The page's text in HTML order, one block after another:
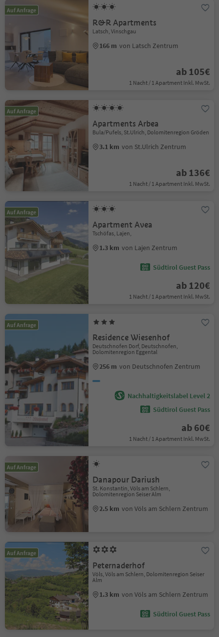
Auf Anfrage
R&R Apartments
Latsch, Vinschgau
166 m von Latsch Zentrum
ab 105€
1 Nacht / 1 Apartment Inkl. MwSt.
Auf Anfrage
Apartments Arbea
Bula/Pufels, St.Ulrich, Dolomitenregion Gröden
3.1 km von St.Ulrich Zentrum
ab 136€
1 Nacht / 1 Apartment Inkl. MwSt.
Auf Anfrage
Apartment Avea
Tschöfas, Lajen,
1.3 km von Lajen Zentrum
Südtirol Guest Pass
ab 120€
1 Nacht / 1 Apartment Inkl. MwSt.
Auf Anfrage
Residence Wiesenhof
Deutschnofen Dorf, Deutschnofen,
Dolomitenregion Eggental
256 m von Deutschnofen Zentrum
Nachhaltigkeitslabel Level 2
Südtirol Guest Pass
ab 60€
1 Nacht / 1 Apartment Inkl. MwSt.
Auf Anfrage
Danapour Dariush
St. Konstantin, Völs am Schlern,
Dolomitenregion Seiser Alm
2.5 km von Völs am Schlern Zentrum
Auf Anfrage
Peternaderhof
Völs, Völs am Schlern, Dolomitenregion Seiser
Alm
1.3 km von Völs am Schlern Zentrum
Südtirol Guest Pass